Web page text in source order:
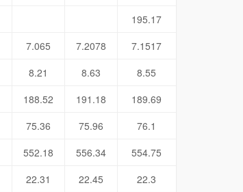
195.17
7.065 7.2078
7.1517
8.21 8.63
8.55
188.52 191.18
189.69
75.36 75.96
76.1
552.18 556.34
554.75
22.31 22.45
22.3